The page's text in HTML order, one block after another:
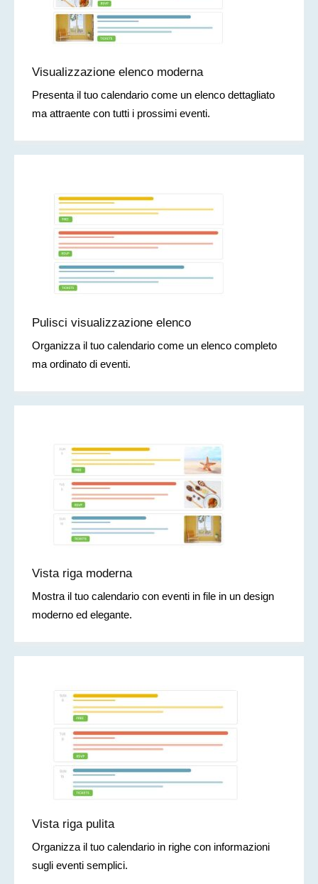
Visualizzazione elenco moderna
Presenta il tuo calendario come un elenco dettagliato
ma attraente con tutti i prossimi eventi.
Pulisci visualizzazione elenco
Organizza il tuo calendario come un elenco completo
ma ordinato di eventi.
Vista riga moderna
Mostra il tuo calendario con eventi in file in un design
moderno ed elegante.
Vista riga pulita
Organizza il tuo calendario in righe con informazioni
sugli eventi semplici.